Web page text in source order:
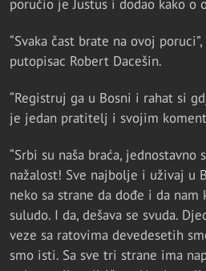
poručio je Justus i dodao kako o
“Svaka čast brate na ovoj
putopisac Robert Dacešin.
“Registruj ga u Bosni i rahat si
je jedan pratitelj i svojim
“Srbi su naša braća,
nažalost! Sve najbolje i uživaj u
neko sa strane da dođe i da
suludo. I da, dešava se svuda.
veze sa ratovima devedesetih
smo isti. Sa sve tri strane ima